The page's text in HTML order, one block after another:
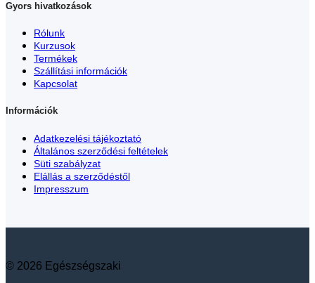
Gyors hivatkozások
Rólunk
Kurzusok
Termékek
Szállítási információk
Kapcsolat
Információk
Adatkezelési tájékoztató
Általános szerződési feltételek
Süti szabályzat
Elállás a szerződéstől
Impresszum
© 2026 Egészségszaki